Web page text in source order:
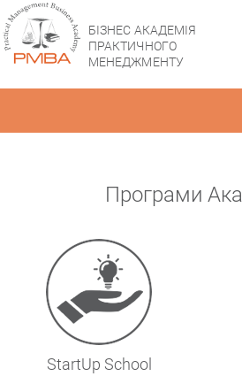
БІЗНЕС АКАДЕМІЯ
ПРАКТИЧНОГО
МЕНЕДЖМЕНТУ
Програми
StartUp School